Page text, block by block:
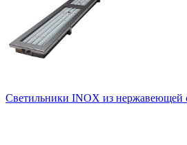
Светильники INOX из нержавеющей